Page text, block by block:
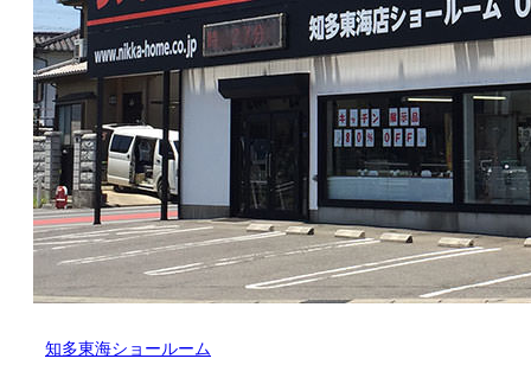
知多東海ショールーム